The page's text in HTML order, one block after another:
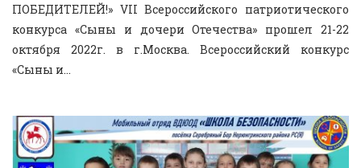
ПОБЕДИТЕЛЕЙ!» VII Всероссийского патриотического
конкурса «Сыны и дочери Отечества» прошел 21-22
октября 2022г. в г.Москва. Всероссийский конкурс
«Сыны и...